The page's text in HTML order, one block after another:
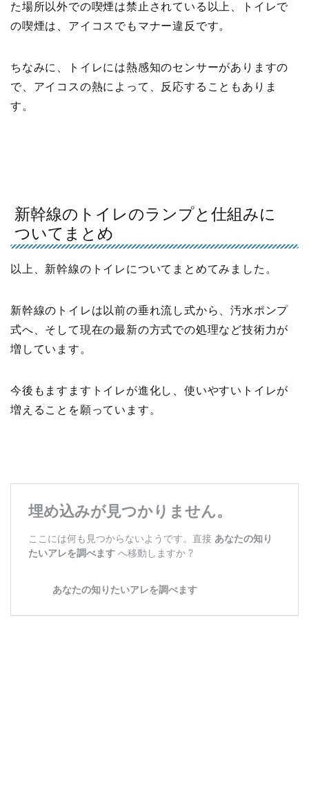
た場所以外での喫煙は禁止されている以上、トイレで
の喫煙は、アイコスでもマナー違反です。
ちなみに、トイレには熱感知のセンサーがありますの
で、アイコスの熱によって、反応することもありま
す。
新幹線のトイレのランプと仕組みに
ついてまとめ
以上、新幹線のトイレについてまとめてみました。
新幹線のトイレは以前の垂れ流し式から、汚水ポンプ
式へ、そして現在の最新の方式での処理など技術力が
増しています。
今後もますますトイレが進化し、使いやすいトイレが
増えることを願っています。